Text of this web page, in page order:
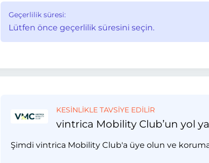
Geçerlilik süresi:
Lütfen önce geçerlilik süresini seçin.
KESİNLİKLE TAVSİYE EDİLİR
vintrica Mobility Club’un yol
Şimdi vintrica Mobility Club'a üye olun ve